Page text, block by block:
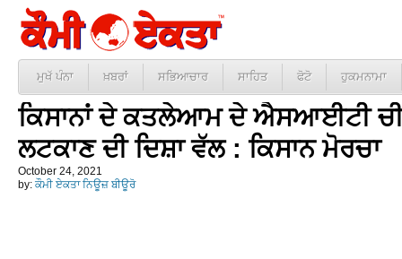
ਮੁਖੱ ਪੰਨਾ ਖ਼ਬਰਾਂ ਸਭਿਆਚਾਰ ਸਾਹਿਤ ਫੋਟੋ ਹੁਕਮਨਾਮਾ
ਕਿਸਾਨਾਂ ਦੇ ਕਤਲੇਆਮ ਦੇ ਐਸਆਈਟੀ
ਲਟਕਾਣ ਦੀ ਦਿਸ਼ਾ ਵੱਲ : ਕਿਸਾਨ ਮੋਰਚਾ
October 24, 2021
by: ਕੌਮੀ ਏਕਤਾ ਨਿਊਜ਼ ਬੀਊਰੋ